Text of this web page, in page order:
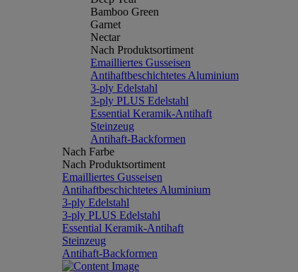
Bamboo Green
Garnet
Nectar
Nach Produktsortiment
Emailliertes Gusseisen
Antihaftbeschichtetes Aluminium
3-ply Edelstahl
3-ply PLUS Edelstahl
Essential Keramik-Antihaft
Steinzeug
Antihaft-Backformen
Nach Farbe
Nach Produktsortiment
Emailliertes Gusseisen
Antihaftbeschichtetes Aluminium
3-ply Edelstahl
3-ply PLUS Edelstahl
Essential Keramik-Antihaft
Steinzeug
Antihaft-Backformen